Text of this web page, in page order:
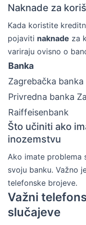
Naknade za
Kada koristite
pojaviti naknade za
variraju ovisno o
Banka
Zagrebačka banka
Privredna banka
Raiffeisenbank
Što učiniti ako
inozemstvu
Ako imate problema
svoju banku. Važno
telefonske brojeve.
Važni
slučajeve